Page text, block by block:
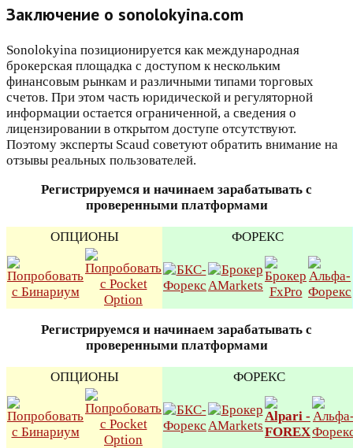
Заключение о sonolokyina.com
Sonolokyina позиционируется как международная
брокерская площадка с доступом к нескольким
финансовым рынкам и различными типами торговых
счетов. При этом часть юридической и регуляторной
информации остается ограниченной, а сведения о
лицензировании в открытом доступе отсутствуют.
Поэтому эксперты Scaud советуют обратить внимание на
отзывы реальных пользователей.
Регистрируемся и начинаем зарабатывать с
проверенными платформами
ОПЦИОНЫ ФОРЕКС
Регистрируемся и начинаем зарабатывать с
проверенными платформами
ОПЦИОНЫ ФОРЕКС